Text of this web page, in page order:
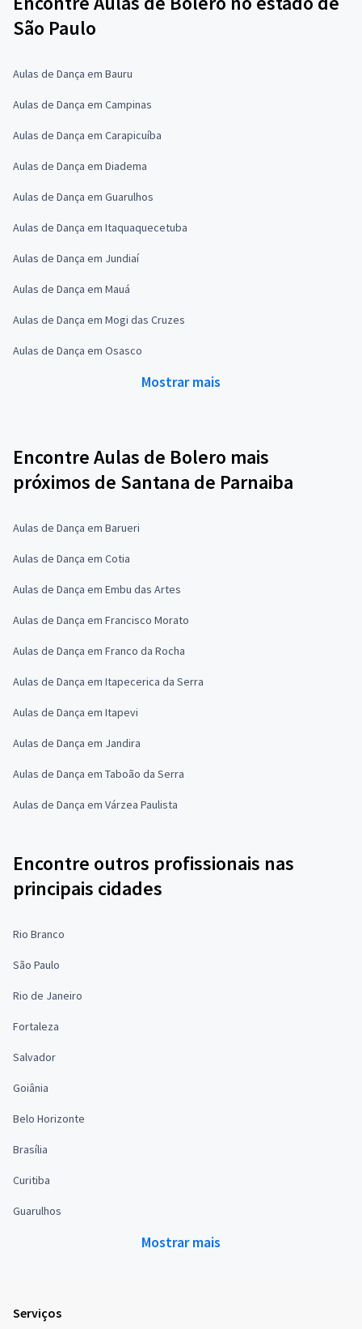
São Paulo
Aulas de Dança em Bauru
Aulas de Dança em Campinas
Aulas de Dança em Carapicuíba
Aulas de Dança em Diadema
Aulas de Dança em Guarulhos
Aulas de Dança em Itaquaquecetuba
Aulas de Dança em Jundiaí
Aulas de Dança em Mauá
Aulas de Dança em Mogi das Cruzes
Aulas de Dança em Osasco
Mostrar mais
Encontre Aulas de Bolero mais
próximos de Santana de Parnaiba
Aulas de Dança em Barueri
Aulas de Dança em Cotia
Aulas de Dança em Embu das Artes
Aulas de Dança em Francisco Morato
Aulas de Dança em Franco da Rocha
Aulas de Dança em Itapecerica da Serra
Aulas de Dança em Itapevi
Aulas de Dança em Jandira
Aulas de Dança em Taboão da Serra
Aulas de Dança em Várzea Paulista
Encontre outros profissionais nas
principais cidades
Rio Branco
São Paulo
Rio de Janeiro
Fortaleza
Salvador
Goiânia
Belo Horizonte
Brasília
Curitiba
Guarulhos
Mostrar mais
Serviços